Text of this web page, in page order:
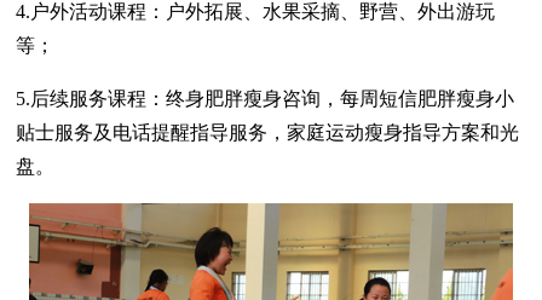
4.户外活动课程：户外拓展、水果采摘、野营、外出游玩
等；
5.后续服务课程：终身肥胖瘦身咨询，每周短信肥胖瘦身小
贴士服务及电话提醒指导服务，家庭运动瘦身指导方案和光
盘。